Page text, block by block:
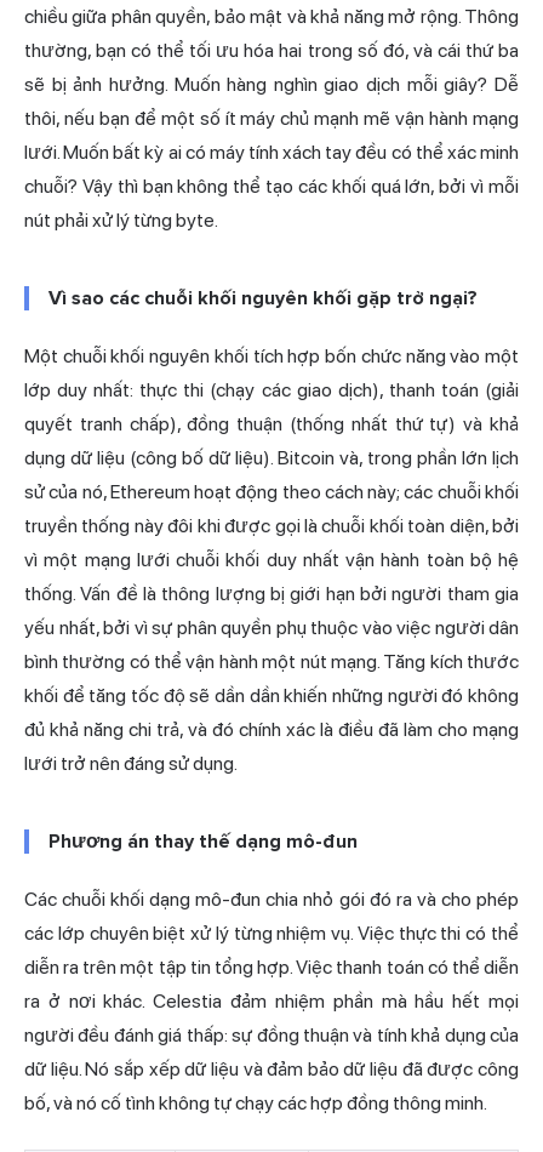
chiều giữa phân quyền, bảo mật và khả năng mở rộng. Thông
thường, bạn có thể tối ưu hóa hai trong số đó, và cái thứ ba
sẽ bị ảnh hưởng. Muốn hàng nghìn giao dịch mỗi giây? Dễ
thôi, nếu bạn để một số ít máy chủ mạnh mẽ vận hành mạng
lưới. Muốn bất kỳ ai có máy tính xách tay đều có thể xác minh
chuỗi? Vậy thì bạn không thể tạo các khối quá lớn, bởi vì mỗi
nút phải xử lý từng byte.
Vì sao các chuỗi khối nguyên khối gặp trở ngại?
Một chuỗi khối nguyên khối tích hợp bốn chức năng vào một
lớp duy nhất: thực thi (chạy các giao dịch), thanh toán (giải
quyết tranh chấp), đồng thuận (thống nhất thứ tự) và khả
dụng dữ liệu (công bố dữ liệu). Bitcoin và, trong phần lớn lịch
sử của nó, Ethereum hoạt động theo cách này; các chuỗi khối
truyền thống này đôi khi được gọi là chuỗi khối toàn diện, bởi
vì một mạng lưới chuỗi khối duy nhất vận hành toàn bộ hệ
thống. Vấn đề là thông lượng bị giới hạn bởi người tham gia
yếu nhất, bởi vì sự phân quyền phụ thuộc vào việc người dân
bình thường có thể vận hành một nút mạng. Tăng kích thước
khối để tăng tốc độ sẽ dần dần khiến những người đó không
đủ khả năng chi trả, và đó chính xác là điều đã làm cho mạng
lưới trở nên đáng sử dụng.
Phương án thay thế dạng mô-đun
Các chuỗi khối dạng mô-đun chia nhỏ gói đó ra và cho phép
các lớp chuyên biệt xử lý từng nhiệm vụ. Việc thực thi có thể
diễn ra trên một tập tin tổng hợp. Việc thanh toán có thể diễn
ra ở nơi khác. Celestia đảm nhiệm phần mà hầu hết mọi
người đều đánh giá thấp: sự đồng thuận và tính khả dụng của
dữ liệu. Nó sắp xếp dữ liệu và đảm bảo dữ liệu đã được công
bố, và nó cố tình không tự chạy các hợp đồng thông minh.